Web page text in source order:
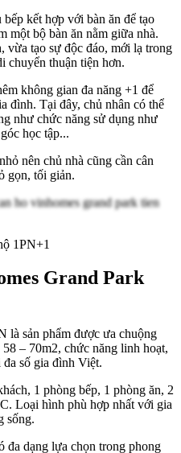
kết hợp với bàn ăn để tạo
một bộ bàn ăn nằm giữa nhà.
tạo sự độc đáo, mới lạ trong
chuyển thuận tiện hơn.
không gian đa năng +1 để
đình. Tại đây, chủ nhân có thể
như chức năng sử dụng như
học tập...
nên chủ nhà cũng cần cân
gọn, tối giản.
1PN+1
Grand Park
là sản phẩm được ưa chuộng
– 70m2, chức năng linh hoạt,
đa số gia đình Việt.
1 phòng bếp, 1 phòng ăn, 2
Loại hình phù hợp nhất với gia
sống.
đa dạng lựa chọn trong phong